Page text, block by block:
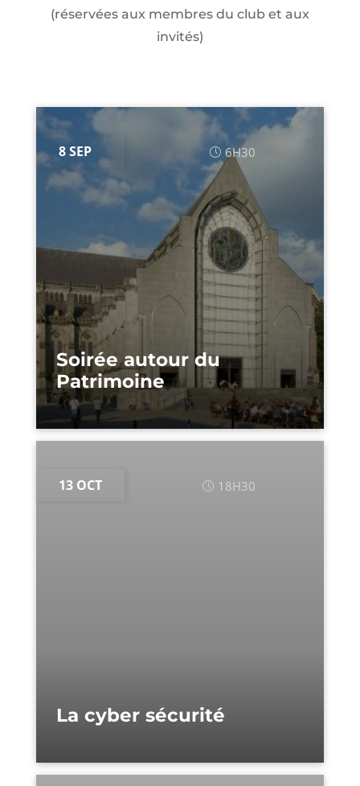
(réservées aux membres du club et aux
invités)
8 SEP 6H30
Soirée autour du
Patrimoine
13 OCT 18H30
La cyber sécurité